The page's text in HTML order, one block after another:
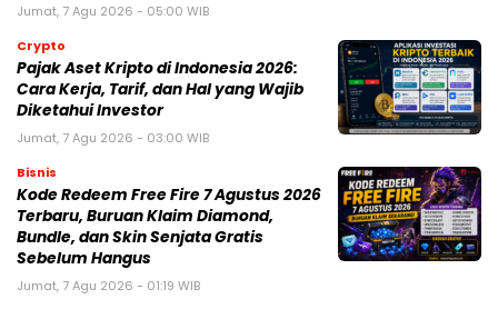
Jumat, 7 Agu 2026 - 05:00 WIB
Crypto
Pajak Aset Kripto di Indonesia 2026:
Cara Kerja, Tarif, dan Hal yang Wajib
Diketahui Investor
Jumat, 7 Agu 2026 - 03:00 WIB
Bisnis
Kode Redeem Free Fire 7 Agustus 2026
Terbaru, Buruan Klaim Diamond,
Bundle, dan Skin Senjata Gratis
Sebelum Hangus
Jumat, 7 Agu 2026 - 01:19 WIB